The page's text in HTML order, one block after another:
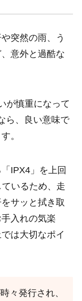
突然の雨、う
意外と過酷な
が慎重になって
ら、良い意味で
。
IPX4」を上回
いるため、走
サッと拭き取
入れの気楽
は大切なポイ
々発行され、